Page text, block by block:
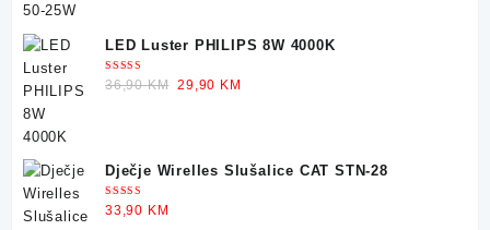
LED Luster PHILIPS 8W 4000K
Ocjenjeno
5.00od 5
36,90KM Original
29,90 KM
Dječje Wirelles Slušalice CAT STN-28
Ocjenjeno
5.00od 5
33,90 KM